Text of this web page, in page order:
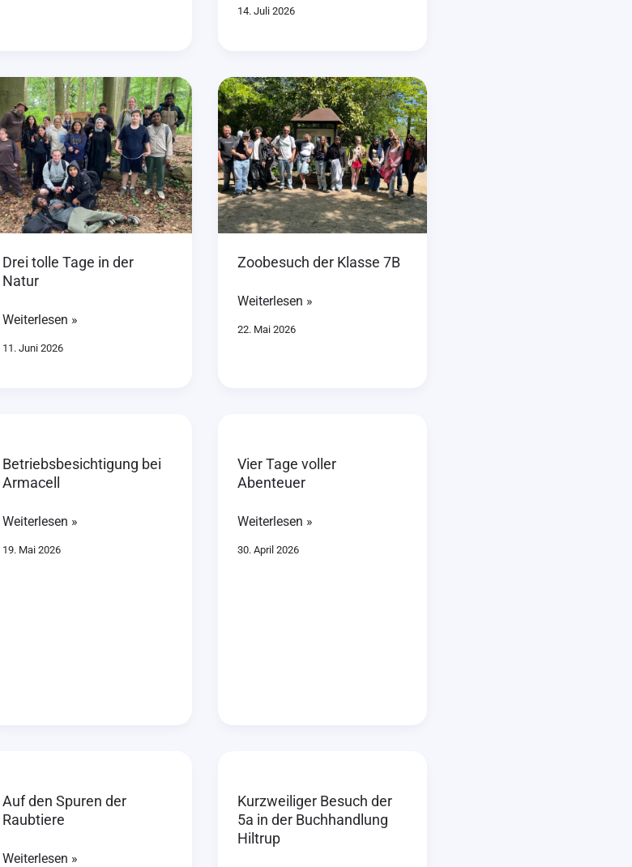
14. Juli 2026
Drei tolle Tage in der
Natur
Drei
tolle
Tage
in
der
Natur
Weiterlesen »
11. Juni 2026
Zoobesuch der Klasse 7B
Zoobesuch
der
Klasse
7B
Weiterlesen »
22. Mai 2026
Betriebsbesichtigung bei
Armacell
Armacell
Weiterlesen »
19. Mai 2026
Vier Tage voller
Abenteuer
voller
Abenteuer
Weiterlesen »
30. April 2026
Auf den Spuren der
Raubtiere
Spuren
der
Weiterlesen »
Kurzweiliger Besuch der
5a in der Buchhandlung
Hiltrup
der
5a
in